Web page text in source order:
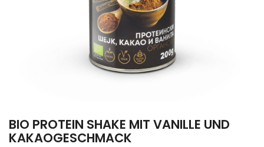
BIO PROTEIN SHAKE MIT VANILLE UND
KAKAOGESCHMACK